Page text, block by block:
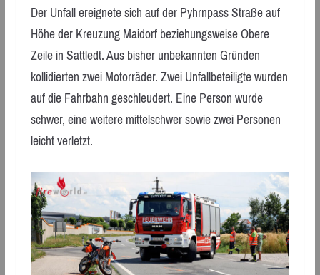
Der Unfall ereignete sich auf der Pyhrnpass Straße auf
Höhe der Kreuzung Maidorf beziehungsweise Obere
Zeile in Sattledt. Aus bisher unbekannten Gründen
kollidierten zwei Motorräder. Zwei Unfallbeteiligte wurden
auf die Fahrbahn geschleudert. Eine Person wurde
schwer, eine weitere mittelschwer sowie zwei Personen
leicht verletzt.